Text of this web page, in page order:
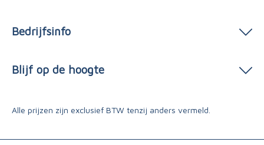
Bedrijfsinfo
Blijf op de hoogte
Alle prijzen zijn exclusief BTW tenzij anders vermeld.